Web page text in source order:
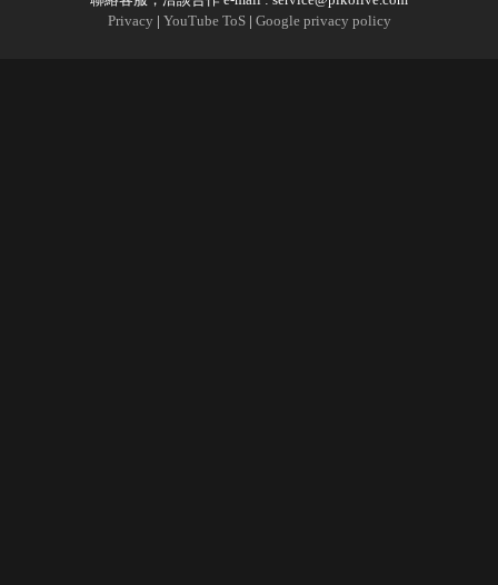
Privacy | YouTube ToS| Google privacy policy